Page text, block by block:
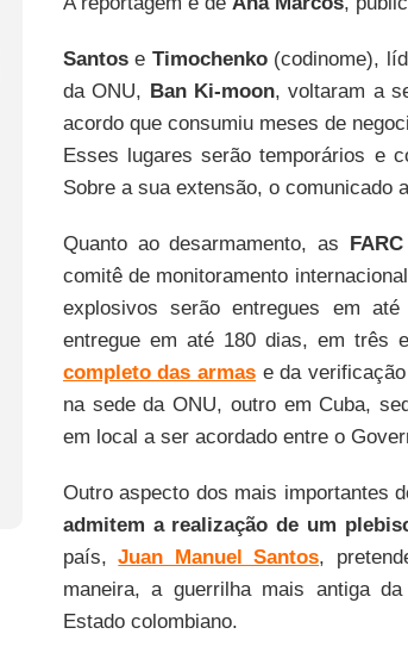
Santose Timochenko(codinome),
da ONU, Ban Ki-moon, voltaram a
acordo que consumiu meses de
Esses lugares serão temporários e
Sobre a sua extensão, o comunicado
Quanto ao desarmamento, as FARC
comitê de monitoramento
explosivos serão entregues em
entregue em até 180 dias, em três
completo das armas e da
na sede da ONU, outro em Cuba,
em local a ser acordado entre o
Outro aspecto dos mais importantes
admitem a realização de um
país,Juan Manuel Santos,
maneira, a guerrilha mais antiga
Estado colombiano.